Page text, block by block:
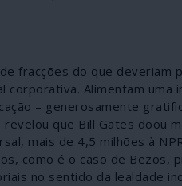
fracções do que deveriam
corporativa. Alimentam
– generosamente
que Bill Gates doou
mais de 4,5 milhões à
como é o caso de
no sentido da lealdade